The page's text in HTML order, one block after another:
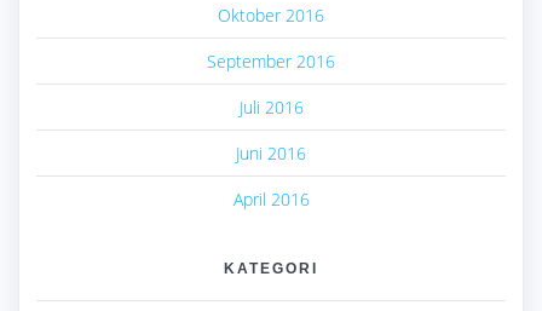
Oktober 2016
September 2016
Juli 2016
Juni 2016
April 2016
KATEGORI